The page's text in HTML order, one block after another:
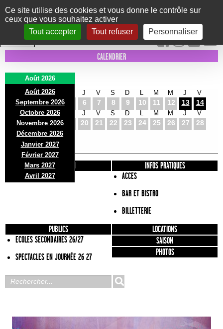
Panneau de gestion des cookies
Ce site utilise des cookies et vous donne le contrôle sur
ceux que vous souhaitez activer
Tout accepter
Tout refuser Personnaliser
Le Marni
CONCERTS DANSE/CIRQUE THÉÂTRE KIDS EXPOS EVENTS
INTRA MUROS
CALENDRIER
Août 2026
Août 2026
Septembre 2026
Octobre 2026
Novembre 2026
Décembre 2026
Janvier 2027
Février 2027
Mars 2027
Avril 2027
D
2
L
3
M
4
J
6
V
7
S
8
D
9 10
M
11
M
12
J
13
V
14
D
16
L
17
M
18
J
20
V
21
S
22
D
23 24
M
25
M
26
J
27
V
28
D
30
L
31
PRÉSENTATION
INFOS PRATIQUES
ACCES
BAR ET BISTRO
BILLETTERIE
PUBLICS
ECOLES SECONDAIRES 26/27
SPECTACLES EN JOURNÉE 26 27
LOCATIONS
SAISON
PHOTOS